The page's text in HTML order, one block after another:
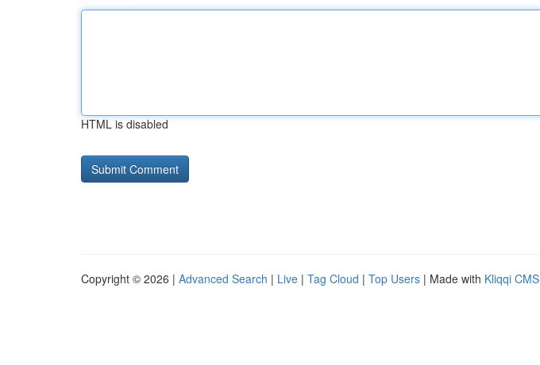
HTML is disabled
Copyright © 2026 | Advanced Search | Live | Tag Cloud | Top Users | Made with Kliqqi CMS